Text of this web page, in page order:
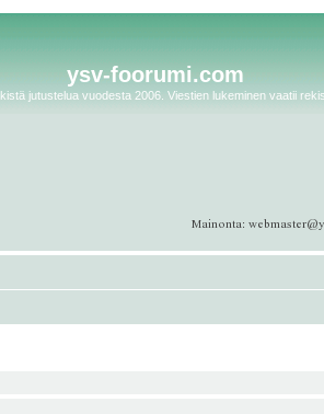
ysv-foorumi.com
jutustelua vuodesta 2006. Viestien lukeminen vaatii